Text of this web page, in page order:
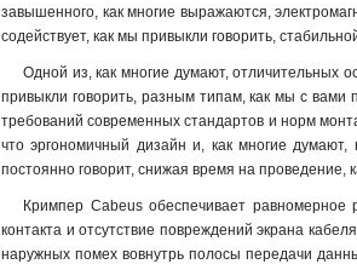
завышенного, как многие выражаются,
содействует, как мы привыкли говорить,
Одной из, как многие думают, отличительных
привыкли говорить, разным типам, как мы с вами
требований современных стандартов и норм
что эргономичный дизайн и, как многие
постоянно говорит, снижая время на проведение,
Кримпер Cabeus обеспечивает
контакта и отсутствие повреждений экрана
наружных помех вовнутрь полосы передачи